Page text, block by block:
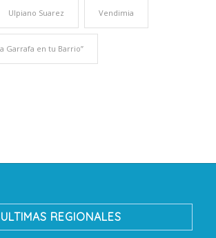
Ulpiano Suarez Vendimia
Garrafa en tu Barrio”
ULTIMAS REGIONALES